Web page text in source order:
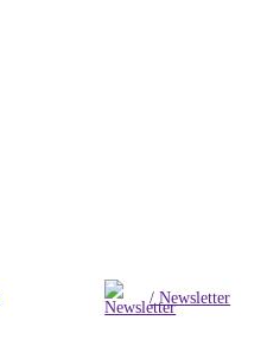
/ Newsletter